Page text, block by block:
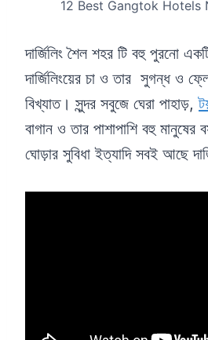
12 Best Gangtok Hotels
দার্জিলিং শৈল শহর টি বহু পুরনো
দার্জিলিংয়ের চা ও তার সুগন্ধ ও
বিখ্যাত। সুন্দর সবুজে ঘেরা পাহাড়,
বাগান ও তার পাশাপাশি বহু মানুষের
ঘোড়ার সুবিধা ইত্যাদি সবই আছে